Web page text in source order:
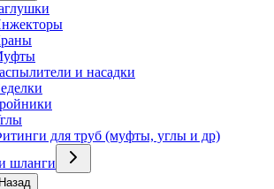
и насадки
для труб (муфты, углы и др)
шланги
Назад